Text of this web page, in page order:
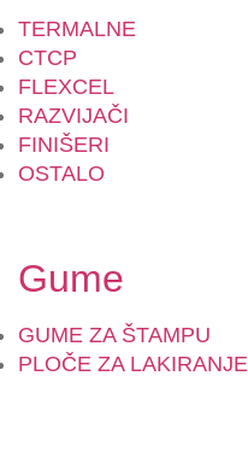
TERMALNE
CTCP
FLEXCEL
RAZVIJAČI
FINIŠERI
OSTALO
Gume
GUME ZA ŠTAMPU
PLOČE ZA LAKIRANJE